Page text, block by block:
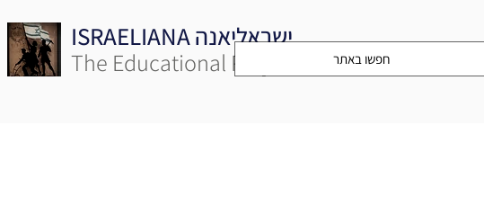
ISRAELIANA ישראליאנה
The Educational Project